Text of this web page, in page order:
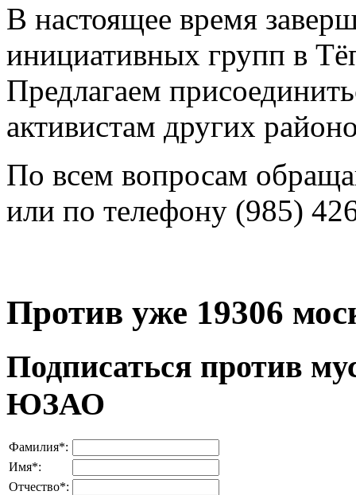
В настоящее время
инициативных групп в
Предлагаем
активистам других
По всем вопросам
или по телефону (985)
Против уже 19306
Подписаться против
ЮЗАО
Фамилия*:
Имя*:
Отчество*: